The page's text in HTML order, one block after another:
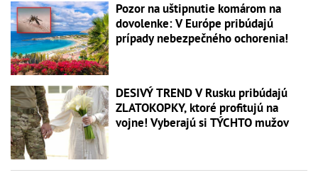
Pozor na uštipnutie komárom na
dovolenke: V Európe pribúdajú
prípady nebezpečného ochorenia!
DESIVÝ TREND V Rusku pribúdajú
ZLATOKOPKY, ktoré profitujú na
vojne! Vyberajú si TÝCHTO mužov